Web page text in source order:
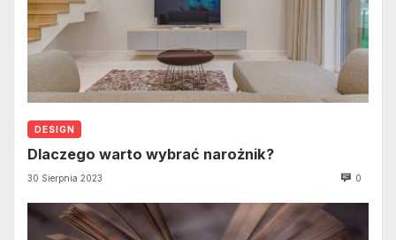
DESIGN
Dlaczego warto wybrać narożnik?
30 Sierpnia 2023 0